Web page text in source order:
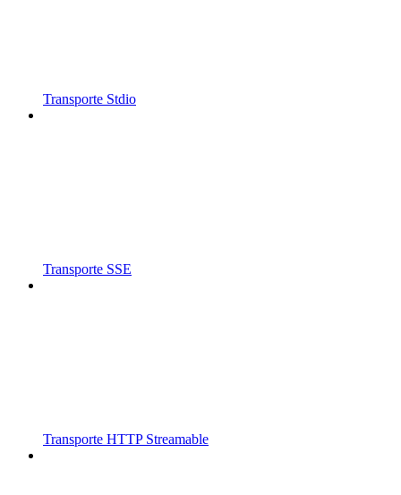
Transporte Stdio
Transporte SSE
Transporte HTTP Streamable